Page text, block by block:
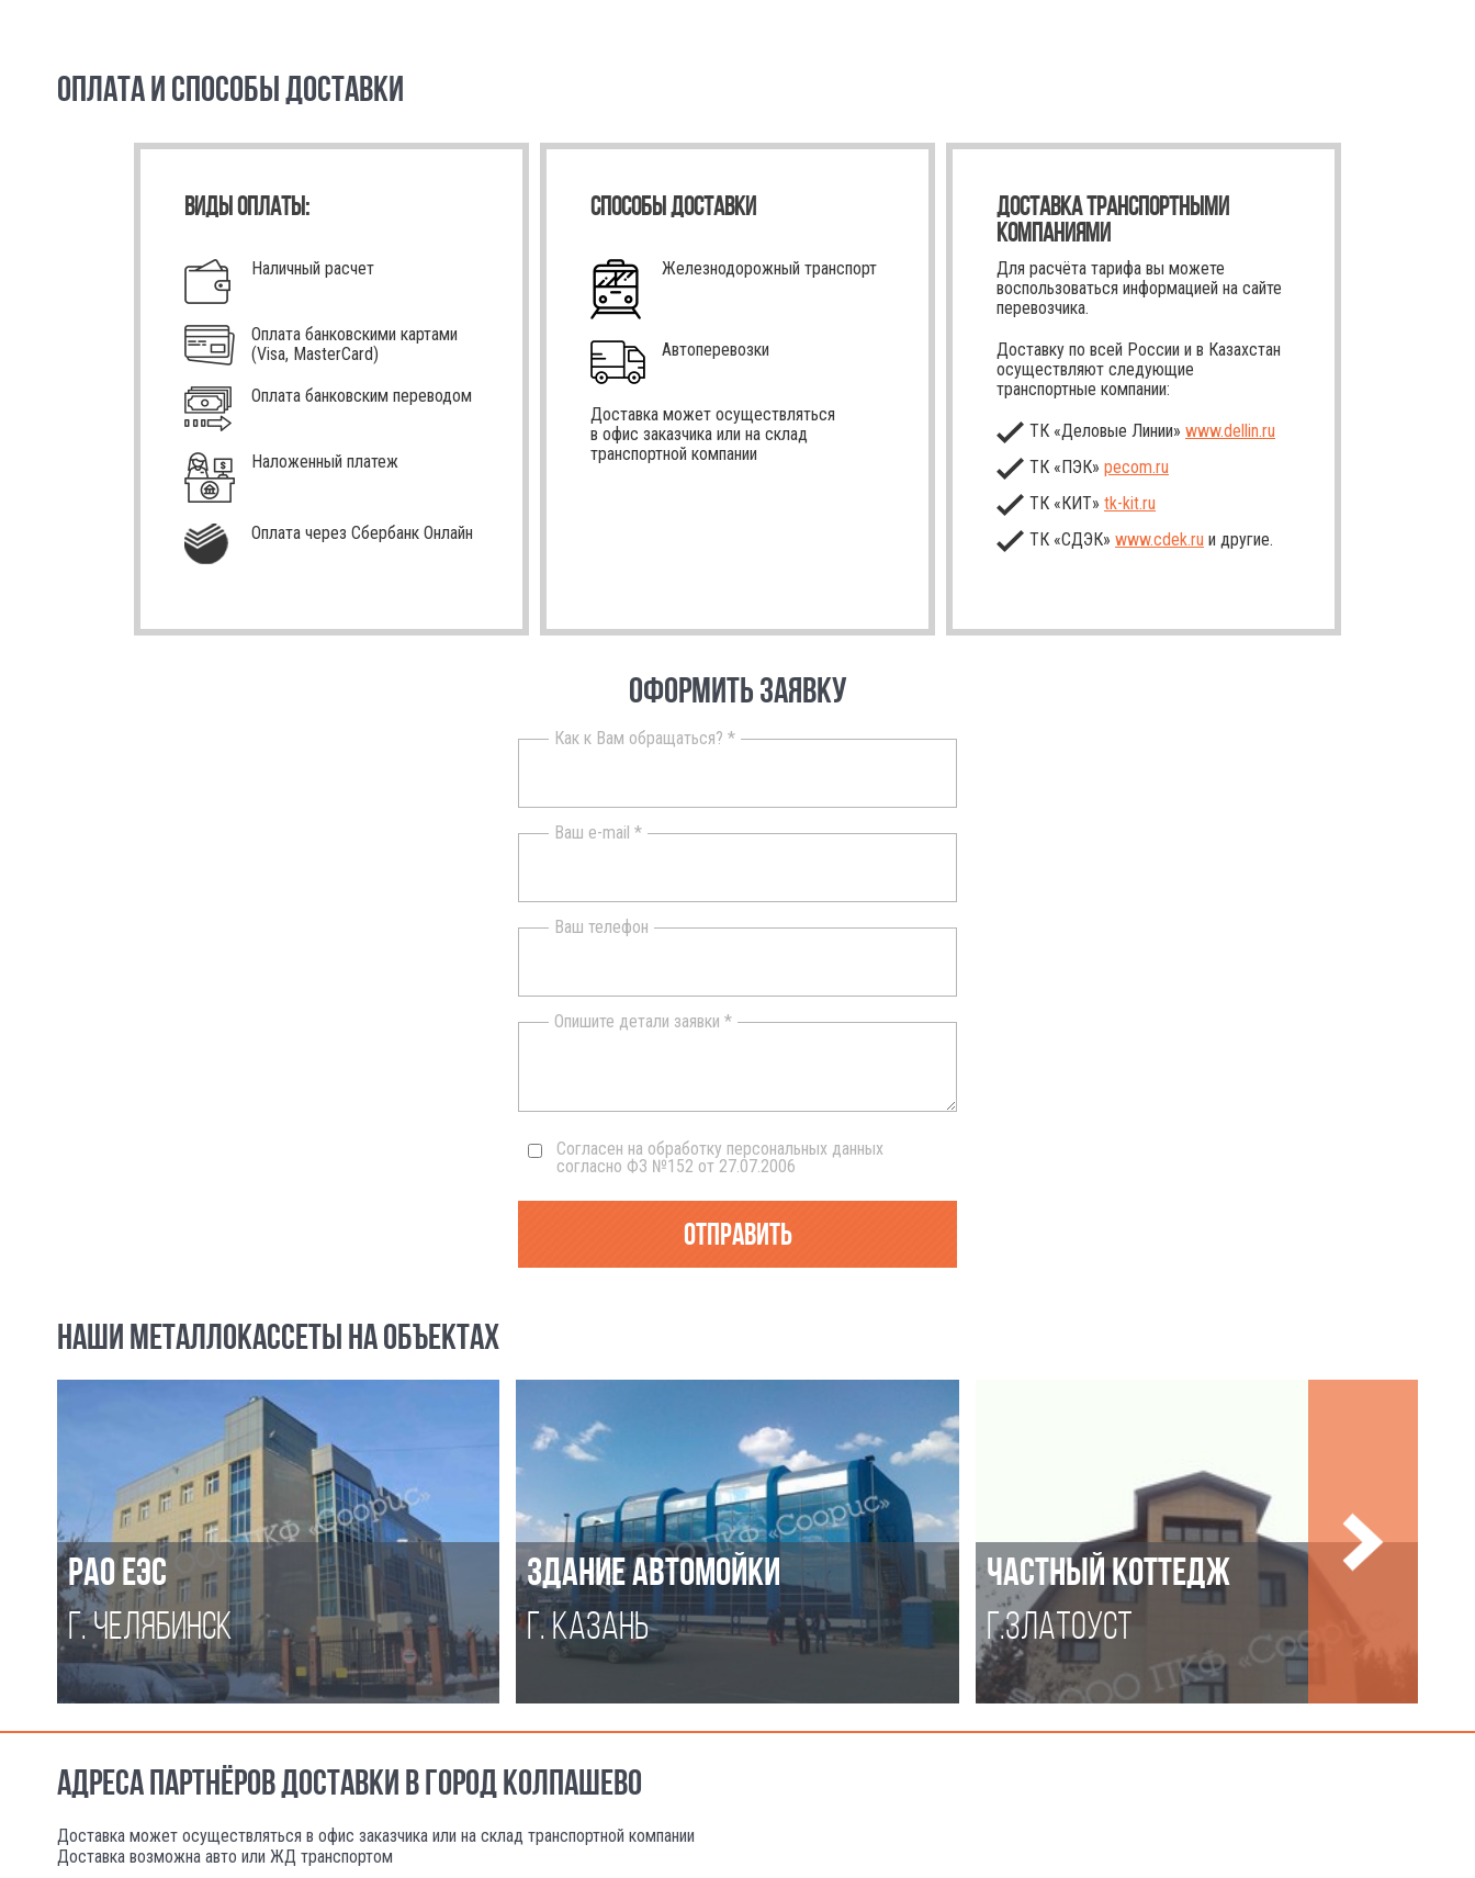
ОПЛАТА И СПОСОБЫ ДОСТАВКИ
ВИДЫ ОПЛАТЫ:
Наличный расчет
Оплата банковскими картами
(Visa, MasterCard)
Оплата банковским переводом
Наложенный платеж
Оплата через Сбербанк Онлайн
СПОСОБЫ ДОСТАВКИ
Железнодорожный транспорт
Автоперевозки
Доставка может осуществляться
в офис заказчика или на склад
транспортной компании
ДОСТАВКА ТРАНСПОРТНЫМИ
КОМПАНИЯМИ
Для расчёта тарифа вы можете
воспользоваться информацией на сайте
перевозчика.
Доставку по всей России и в Казахстан
осуществляют следующие
транспортные компании:
ТК «Деловые Линии» www.dellin.ru
ТК «ПЭК» pecom.ru
ТК «КИТ» tk-kit.ru
ТК «СДЭК» www.cdek.ru и другие.
ОФОРМИТЬ ЗАЯВКУ
Как к Вам обращаться? *
Ваш e-mail *
Ваш телефон
Опишите детали заявки *
Согласен на обработку персональных данных
согласно ФЗ №152 от 27.07.2006
Отправить
НАШИ МЕТАЛЛОКАССЕТЫ НА ОБЪЕКТАХ
РАО ЕЭС
Г. ЧЕЛЯБИНСК
ЗДАНИЕ АВТОМОЙКИ
Г. КАЗАНЬ
ЧАСТНЫЙ КОТТЕДЖ
Г.ЗЛАТОУСТ
АДРЕСА ПАРТНЁРОВ ДОСТАВКИ В ГОРОД КОЛПАШЕВО
Доставка может осуществляться в офис заказчика или на склад транспортной компании
Доставка возможна авто или ЖД транспортом